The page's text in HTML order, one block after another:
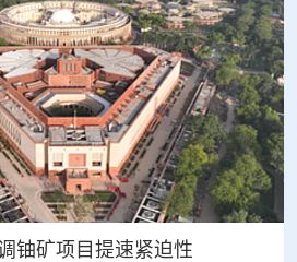
铀矿项目提速紧迫性